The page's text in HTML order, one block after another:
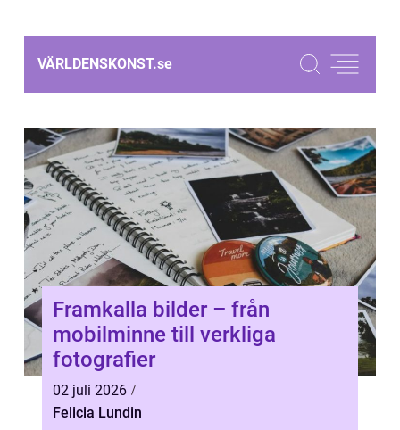
VÄRLDENSKONST.se
Framkalla bilder – från
mobilminne till verkliga
fotografier
02 juli 2026
Felicia Lundin